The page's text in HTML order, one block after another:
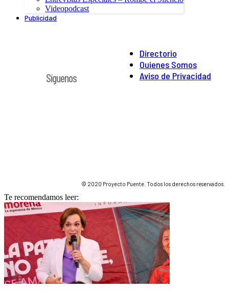
Videopodcast
Publicidad
Directorio
Quienes Somos
Aviso de Privacidad
Síguenos
© 2020 Proyecto Puente. Todos los derechos reservados.
Te recomendamos leer: